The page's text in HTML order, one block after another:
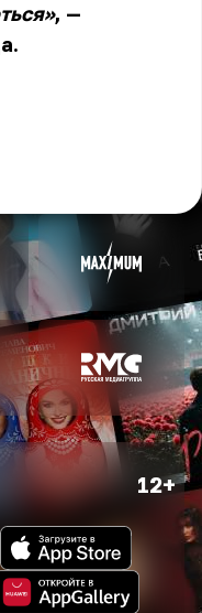
, —
12+